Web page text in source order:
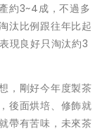
約3~4成，不過多
汰比例跟往年比起
現良好只淘汰約3
，剛好今年度製茶
後面烘培、修飾就
帶有苦味，未來茶